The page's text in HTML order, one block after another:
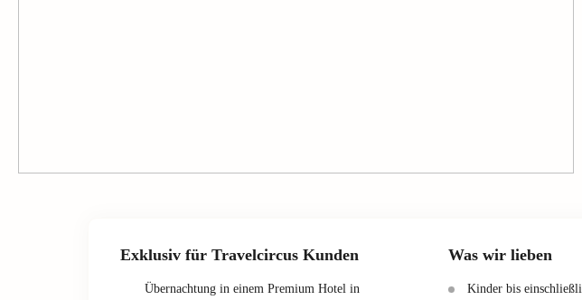
Exklusiv für Travelcircus Kunden
Übernachtung in einem Premium Hotel in
Was wir lieben
Kinder bis